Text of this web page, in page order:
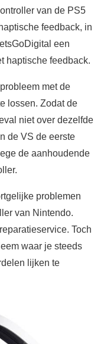
van de PS5
feedback, in
een
haptische feedback.
met de
lossen. Zodat de
niet over dezelfde
de VS de eerste
de aanhoudende
problemen
van Nintendo.
Toch
waar je steeds
lijken te